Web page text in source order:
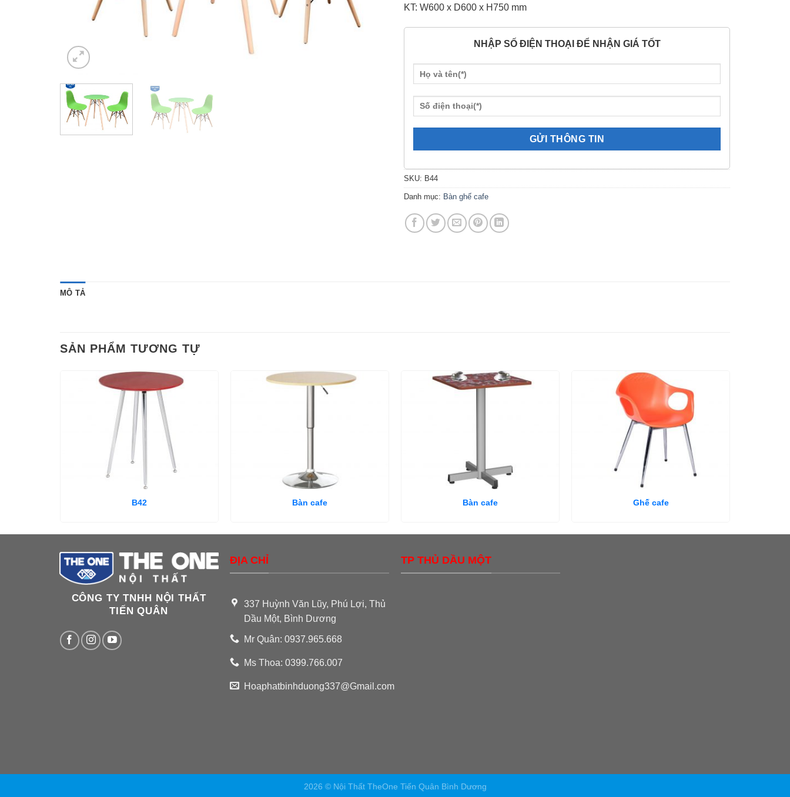
KT: W600 x D600 x H750 mm
NHẬP SỐ ĐIỆN THOẠI ĐỂ NHẬN GIÁ TỐT
SKU: B44
Danh mục: Bàn ghế cafe
MÔ TẢ
SẢN PHẨM TƯƠNG TỰ
B42 Bàn cafe Bàn cafe Ghế cafe
CÔNG TY TNHH NỘI THẤT
TIẾN QUÂN
ĐỊA CHỈ
337 Huỳnh Văn Lũy, Phú Lợi, Thủ
Dầu Một, Bình Dương
Mr Quân: 0937.965.668
Ms Thoa: 0399.766.007
Hoaphatbinhduong337@Gmail.com
TP THỦ DẦU MỘT
2026 © Nội Thất TheOne Tiến Quân Bình Dương